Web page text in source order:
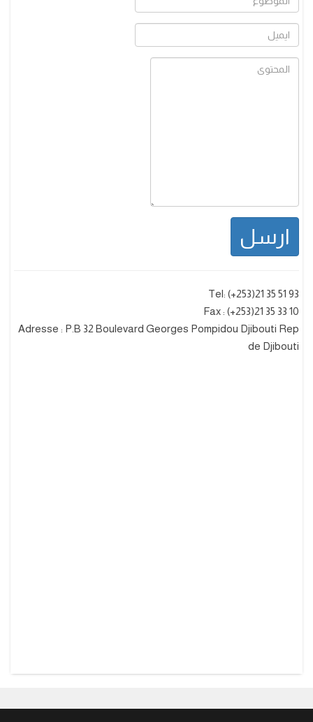
ارسل
Tel: (+253)21 35 51 93
Fax : (+253)21 35 33 10
Adresse : P.B 32 Boulevard Georges Pompidou Djibouti Rep
de Djibouti